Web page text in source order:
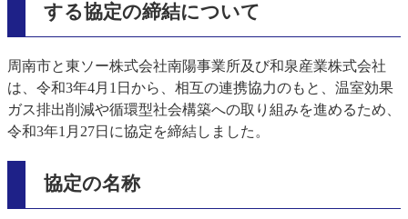
する協定の締結について
周南市と東ソー株式会社南陽事業所及び和泉産業株式会社
は、令和3年4月1日から、相互の連携協力のもと、温室効果
ガス排出削減や循環型社会構築への取り組みを進めるため、
令和3年1月27日に協定を締結しました。
協定の名称